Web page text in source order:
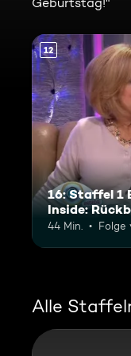
12
16: Staffel 1
Inside:
44 Min. Folge
Alle